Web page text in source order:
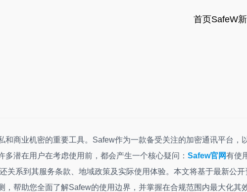
首页SafeW
商业机密的重要工具。Safew作为一款备受关注的加密通讯平台，
潜在用户在考虑使用前，都会产生一个核心疑问： Safew官网有使
关系到其服务条款、地域政策及实际使用体验。本文将基于最新公开
，帮助您全面了解Safew的使用边界，并掌握在合规范围内最大化其